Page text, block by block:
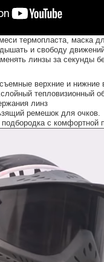
термопласта, маска
и свободу
линзы за секунды
верхние и нижние
тепловизионный
линз
ремешок для очков.
с комфортной